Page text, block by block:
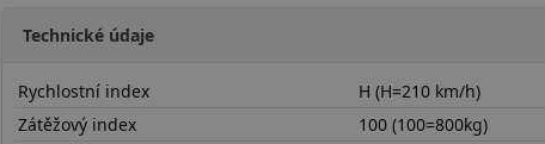
Technické údaje
Rychlostní index
H (H=210 km/h)
Zátěžový index
100 (100=800kg)